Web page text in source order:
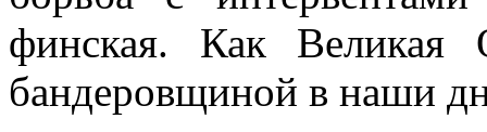
финская. Как Великая
бандеровщиной в наши